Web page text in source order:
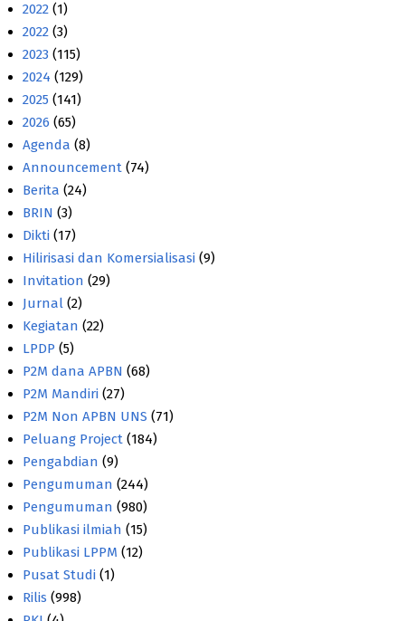
2022 (1)
2022 (3)
2023 (115)
2024 (129)
2025 (141)
2026 (65)
Agenda (8)
Announcement (74)
Berita (24)
BRIN (3)
Dikti (17)
Hilirisasi dan Komersialisasi (9)
Invitation (29)
Jurnal (2)
Kegiatan (22)
LPDP (5)
P2M dana APBN (68)
P2M Mandiri (27)
P2M Non APBN UNS (71)
Peluang Project (184)
Pengabdian (9)
Pengumuman (244)
Pengumuman (980)
Publikasi ilmiah (15)
Publikasi LPPM (12)
Pusat Studi (1)
Rilis (998)